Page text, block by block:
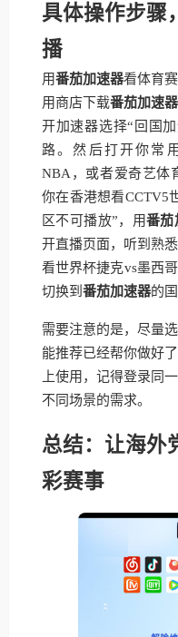
具体操作步骤
播
用番茄加速器看体育
用商店下载番茄加速器
开加速器选择“回国
路。然后打开你常
NBA，或者爱奇艺体
你在香港想看CCTV5
区不可播放”，用番茄
开直播页面，听到熟
看世界杯捷克vs墨西
切换到 番茄加速器的
需要注意的是，尽量
能推荐已经帮你做好
上使用，记得登录同
不同场景的需求。
总结：让海外
彩赛事